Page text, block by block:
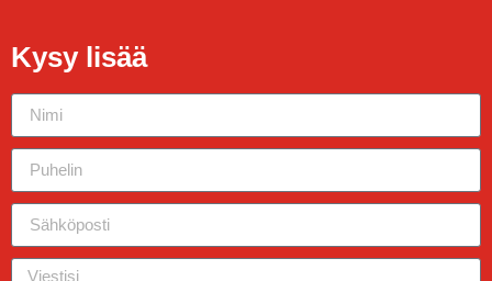
Kysy lisää